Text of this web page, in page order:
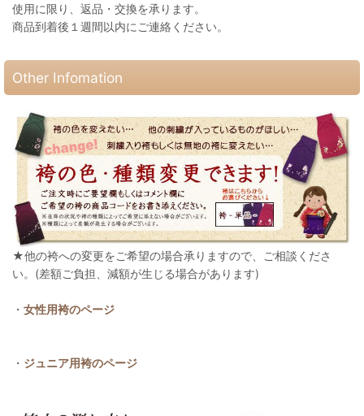
使用に限り、返品・交換を承ります。
商品到着後１週間以内にご連絡ください。
Other Infomation
★他の袴への変更をご希望の場合承りますので、ご相談くださ
い。(差額ご負担、減額が生じる場合があります)
・ 女性用袴のページ
・ ジュニア用袴のページ